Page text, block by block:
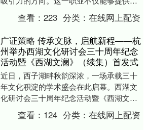
活的工作时间，还能够在助人过程中实现
自我成长。然而，....
查看：223 分类：在线网上配资
广证策略 传承文脉，启航新程——杭
州举办西湖文化研讨会三十周年纪念
活动暨《西湖文澜》（续集）首发式
近日，西子湖畔秋韵深浓，一场承载三十
年文化积淀的学术盛会在此启幕。西湖文
化研讨会三十周年纪念活动暨《西湖文
澜》（续集）首发式在杭州顺利举行，国
内知名学者与文化界....
查看： 124 分类：在线网上配资